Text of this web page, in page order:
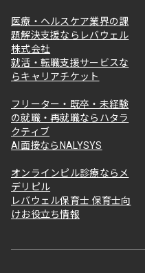
医療・ヘルスケア業界の課
題解決支援ならレバウェル
株式会社
就活・転職支援サービスな
らキャリアチケット
フリーター・既卒・未経験
の就職・再就職ならハタラ
クティブ
AI面接ならNALYSYS
オンラインピル診療ならメ
デリピル
レバウェル保育士 保育士向
けお役立ち情報